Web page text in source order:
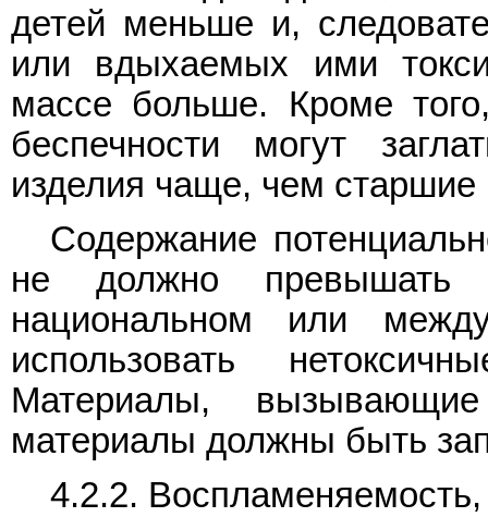
детей меньше и,
или вдыхаемых ими
массе больше. Кроме
беспечности могут
изделия чаще, чем старшие
Содержание
не должно превышать
национальном или
использовать
Материалы,
материалы должны быть
4.2.2.